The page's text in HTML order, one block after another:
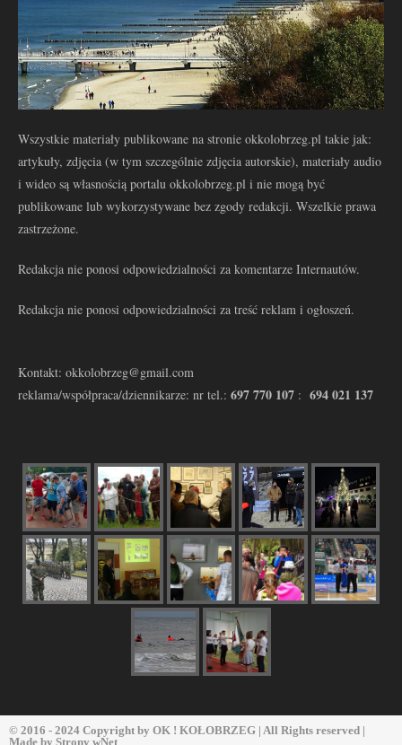
Wszystkie materiały publikowane na stronie okkolobrzeg.pl takie jak:
artykuły, zdjęcia (w tym szczególnie zdjęcia autorskie), materiały audio
i wideo są własnością portalu okkolobrzeg.pl i nie mogą być
publikowane lub wykorzystywane bez zgody redakcji. Wszelkie prawa
zastrzeżone.
Redakcja nie ponosi odpowiedzialności za komentarze Internautów.
Redakcja nie ponosi odpowiedzialności za treść reklam i ogłoszeń.
Kontakt: okkolobrzeg@gmail.com
reklama/współpraca/dziennikarze: nr tel.: 697 770 107 : 694 021 137
© 2016 - 2024 Copyright by OK ! KOŁOBRZEG | All Rights reserved |
Made by Strony wNet